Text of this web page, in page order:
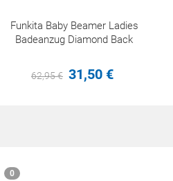
Funkita Baby Beamer Ladies
Badeanzug Diamond Back
62,95€ 31,50 €
0